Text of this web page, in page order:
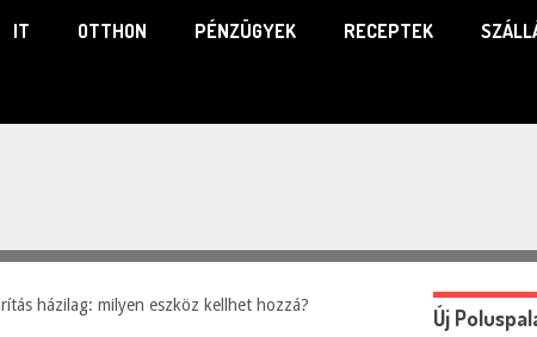
IT OTTHON PÉNZÜGYEK RECEPTEK
házilag: milyen eszköz kellhet hozzá? Új